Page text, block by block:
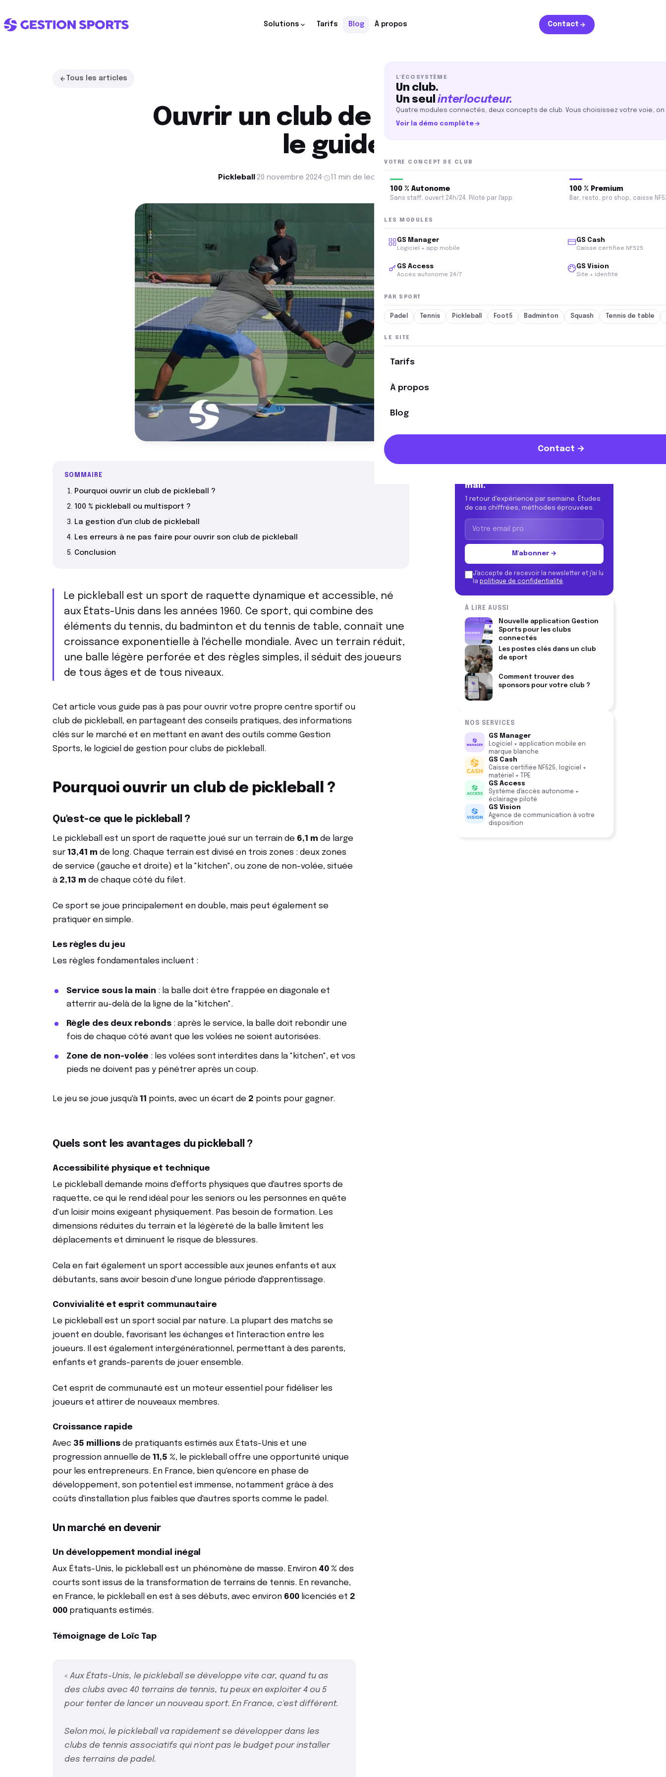
Solutions
Un club.
interlocuteur.
Quatre modules connectés, deux
concepts de club. Vous choisissez
Voir la démo complète
100 % Premium
Bar, resto, pro shop, caisse NF525.
LES MODULES
GS Manager
Logiciel + app mobile
GS Vision
Site + identité
Padel Tennis Pickleball Foot5
Escalade
Tarifs Blog À propos Contact
L'ÉCOSYSTÈME
Un club.
Un seulinterlocuteur.
Quatre modules connectés, deux concepts de club. Vous choisissez votre voie,
Voir la démo complète
VOTRE CONCEPT DE CLUB
100 % Autonome
Sans staff, ouvert 24h/24. Piloté par l'app.
100 % Premium
Bar, resto, pro shop, caisse
LES MODULES
GS Manager
Logiciel + app mobile
GS Cash
Caisse certifiée NF525
GS Access
Accès autonome 24/7
GS Vision
Site + identité
PAR SPORT
Padel Tennis Pickleball Foot5 Badminton Squash Tennis de table
LE SITE
Tarifs
À propos
Blog
Contact →
Tous les articles
Ouvrir un club de pickleball :
le guide
Pickleball ·20 novembre 2024· 11 min de lecture 5,8 k lectures
SOMMAIRE
Pourquoi ouvrir un club de pickleball ?
100 % pickleball ou multisport ?
La gestion d'un club de pickleball
Les erreurs à ne pas faire pour ouvrir son club de pickleball
Conclusion
Le pickleball est un sport de raquette dynamique et accessible, né
aux États-Unis dans les années 1960. Ce sport, qui combine des
éléments du tennis, du badminton et du tennis de table, connaît une
croissance exponentielle à l'échelle mondiale. Avec un terrain réduit,
une balle légère perforée et des règles simples, il séduit des joueurs
de tous âges et de tous niveaux.
Cet article vous guide pas à pas pour ouvrir votre propre centre sportif ou
club de pickleball, en partageant des conseils pratiques, des informations
clés sur le marché et en mettant en avant des outils comme Gestion
Sports, le logiciel de gestion pour clubs de pickleball.
Pourquoi ouvrir un club de pickleball ?
Qu'est-ce que le pickleball ?
Le pickleball est un sport de raquette joué sur un terrain de 6,1 m de large
sur 13,41 m de long. Chaque terrain est divisé en trois zones : deux zones
de service (gauche et droite) et la "kitchen", ou zone de non-volée, située
à 2,13 m de chaque côté du filet.
Ce sport se joue principalement en double, mais peut également se
pratiquer en simple.
Les règles du jeu
Les règles fondamentales incluent :
Service sous la main : la balle doit être frappée en diagonale et
atterrir au-delà de la ligne de la "kitchen".
Règle des deux rebonds : après le service, la balle doit rebondir une
fois de chaque côté avant que les volées ne soient autorisées.
Zone de non-volée : les volées sont interdites dans la "kitchen", et vos
pieds ne doivent pas y pénétrer après un coup.
Le jeu se joue jusqu'à 11 points, avec un écart de 2 points pour gagner.
Quels sont les avantages du pickleball ?
Accessibilité physique et technique
Le pickleball demande moins d'efforts physiques que d'autres sports de
raquette, ce qui le rend idéal pour les seniors ou les personnes en quête
d'un loisir moins exigeant physiquement. Pas besoin de formation. Les
dimensions réduites du terrain et la légèreté de la balle limitent les
déplacements et diminuent le risque de blessures.
Cela en fait également un sport accessible aux jeunes enfants et aux
débutants, sans avoir besoin d'une longue période d'apprentissage.
Convivialité et esprit communautaire
Le pickleball est un sport social par nature. La plupart des matchs se
jouent en double, favorisant les échanges et l'interaction entre les
joueurs. Il est également intergénérationnel, permettant à des parents,
enfants et grands-parents de jouer ensemble.
Cet esprit de communauté est un moteur essentiel pour fidéliser les
joueurs et attirer de nouveaux membres.
Croissance rapide
Avec 35 millions de pratiquants estimés aux États-Unis et une
progression annuelle de 11,5 %, le pickleball offre une opportunité unique
pour les entrepreneurs. En France, bien qu'encore en phase de
développement, son potentiel est immense, notamment grâce à des
coûts d'installation plus faibles que d'autres sports comme le padel.
Un marché en devenir
Un développement mondial inégal
Aux États-Unis, le pickleball est un phénomène de masse. Environ 40 % des
courts sont issus de la transformation de terrains de tennis. En revanche,
en France, le pickleball en est à ses débuts, avec environ 600 licenciés et 2
000 pratiquants estimés.
Témoignage de Loïc Tap
« Aux États-Unis, le pickleball se développe vite car, quand tu as
des clubs avec 40 terrains de tennis, tu peux en exploiter 4 ou 5
pour tenter de lancer un nouveau sport. En France, c'est différent.
Selon moi, le pickleball va rapidement se développer dans les
clubs de tennis associatifs qui n'ont pas le budget pour installer
des terrains de padel.
mail.
1 retour d'expérience par semaine. Études
de cas chiffrées, méthodes éprouvées.
M'abonner →
J'accepte de recevoir la newsletter et j'ai lu
la politique de confidentialité.
À LIRE AUSSI
Nouvelle application Gestion
Sports pour les clubs
connectés
Les postes clés dans un club
de sport
Comment trouver des
sponsors pour votre club ?
NOS SERVICES
GS Manager
Logiciel + application mobile en
marque blanche
GS Cash
Caisse certifiée NF525, logiciel +
matériel + TPE
GS Access
Système d'accès autonome +
éclairage piloté
GS Vision
Agence de communication à votre
disposition